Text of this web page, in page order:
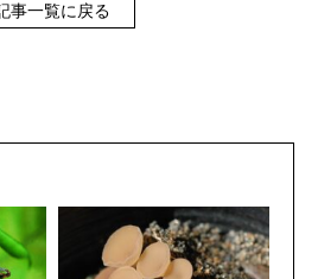
事一覧に戻る